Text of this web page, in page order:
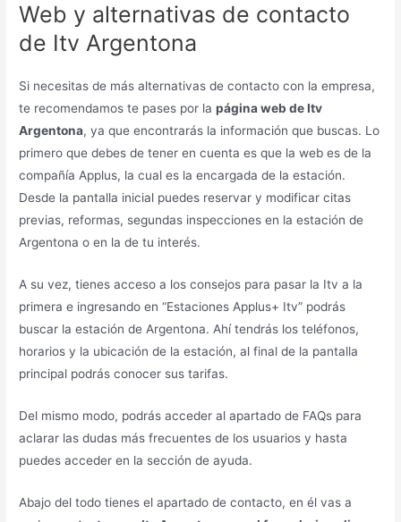
Web y alternativas de contacto
de Itv Argentona
Si necesitas de más alternativas de contacto con la empresa,
te recomendamos te pases por lapágina web de Itv
Argentona, ya que encontrarás la información que buscas. Lo
primero que debes de tener en cuenta es que la web es de la
compañía Applus, la cual es la encargada de la estación.
Desde la pantalla inicial puedes reservar y modificar citas
previas, reformas, segundas inspecciones en la estación de
Argentona o en la de tu interés.
A su vez, tienes acceso a los consejos para pasar la Itv a la
primera e ingresando en “Estaciones Applus+ Itv” podrás
buscar la estación de Argentona. Ahí tendrás los teléfonos,
horarios y la ubicación de la estación, al final de la pantalla
principal podrás conocer sus tarifas.
Del mismo modo, podrás acceder al apartado de FAQs para
aclarar las dudas más frecuentes de los usuarios y hasta
puedes acceder en la sección de ayuda.
Abajo del todo tienes el apartado de contacto, en él vas a